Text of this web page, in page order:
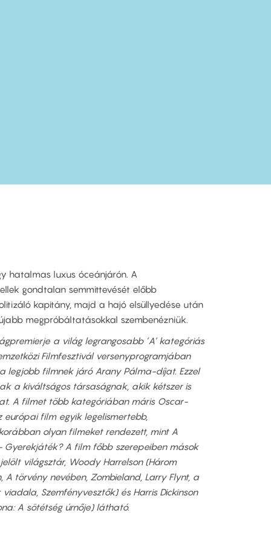
hatalmas luxus óceánjárón. A
gondtalan semmittevését előbb
kapitány, majd a hajó elsüllyedése után
megpróbáltatásokkal szembenézniük.
a világ legrangosabb ’A’ kategóriás
Filmfesztivál versenyprogramjában
legjobb filmnek járó Arany Pálma-díjat. Ezzel
a kiváltságos társaságnak, akik kétszer is
A filmet több kategóriában máris Oscar-
film egyik legelismertebb,
olyan filmeket rendezett, mint A
Gyerekjáték? A film főbb szerepeiben mások
világsztár, Woody Harrelson (Három
törvény nevében, Zombieland, Larry Flynt, a
Szemfényvesztők) és Harris Dickinson
A sötétség úrnője) látható.